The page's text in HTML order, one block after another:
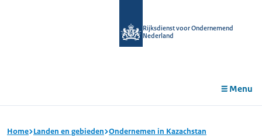
Rijksdienst voor Ondernemend
Nederland
Menu
Home Landen en gebieden Ondernemen in Kazachstan